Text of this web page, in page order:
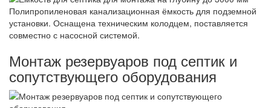
Полипропиленовая канализационная ёмкость для подземной
установки. Оснащена техническим колодцем, поставляется
совместно с насосной системой.
Монтаж резервуаров под септик и
сопутствующего оборудования